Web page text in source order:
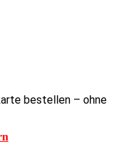
bestellen – ohne